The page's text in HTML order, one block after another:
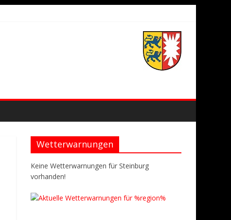
Wetterwarnungen
Keine Wetterwarnungen für Steinburg
vorhanden!